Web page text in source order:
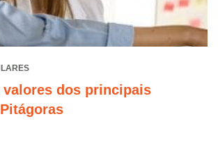
valores dos principais